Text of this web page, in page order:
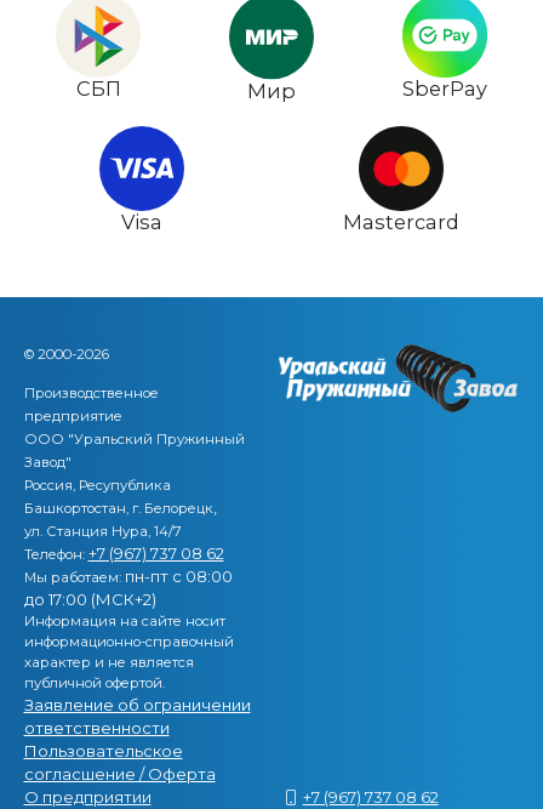
СБП Мир SberPay
Visa Mastercard
© 2000-2026
Производственное
предприятие
ООО "Уральский Пружинный
Завод"
Россия, Ресупублика
Башкортостан, г. Белорецк,
ул. Станция Нура, 14/7
Телефон: +7 (967) 737 08 62
Мы работаем: пн-пт с 08:00
до 17:00 (МСК+2)
Информация на сайте носит
информационно-справочный
характер и не является
публичной офертой.
Заявление об ограничении
ответственности
Пользовательское
согласшение / Оферта
О предприятии
+7 (967) 737 08 62